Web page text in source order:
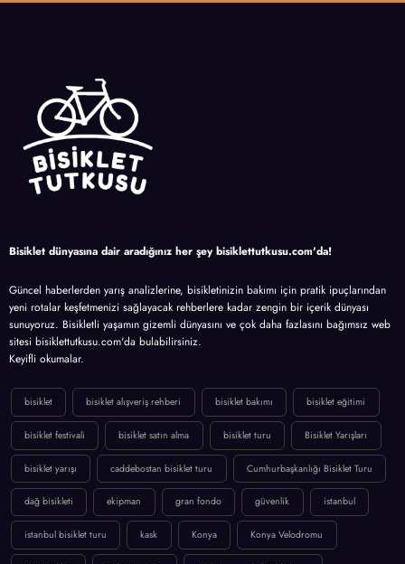
Bisiklet dünyasına dair aradığınız her şey bisiklettutkusu.com'da!
Güncel haberlerden yarış analizlerine, bisikletinizin bakımı için pratik ipuçlarından
yeni rotalar keşfetmenizi sağlayacak rehberlere kadar zengin bir içerik dünyası
sunuyoruz. Bisikletli yaşamın gizemli dünyasını ve çok daha fazlasını bağımsız web
sitesi bisiklettutkusu.com'da bulabilirsiniz.
Keyifli okumalar.
bisiklet bisiklet alışveriş rehberi bisiklet bakımı bisiklet eğitimi
bisiklet festivali bisiklet satın alma bisiklet turu Bisiklet Yarışları
bisiklet yarışı caddebostan bisiklet turu Cumhurbaşkanlığı Bisiklet Turu
dağ bisikleti ekipman gran fondo güvenlik istanbul
istanbul bisiklet turu kask Konya Konya Velodromu